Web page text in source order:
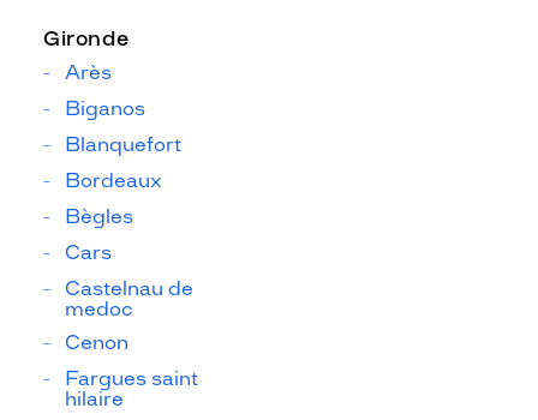
Gironde
Arès
Biganos
Blanquefort
Bordeaux
Bègles
Cars
Castelnau de
medoc
Cenon
Fargues saint
hilaire